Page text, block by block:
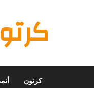
كرتون